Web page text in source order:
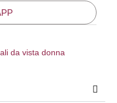
da vista donna